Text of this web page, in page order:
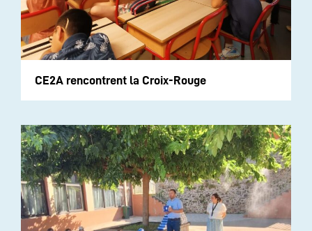
CE2A rencontrent la Croix-Rouge